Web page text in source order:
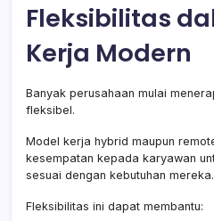
Fleksibilitas
Kerja Modern
Banyak perusahaan mulai
fleksibel.
Model kerja hybrid maupun
kesempatan kepada karyawan
sesuai dengan kebutuhan mereka.
Fleksibilitas ini dapat membantu: